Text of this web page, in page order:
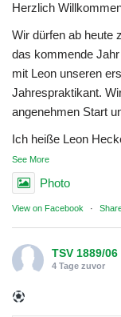
Herzlich
Wir dürfen ab heute
das kommende
mit Leon unseren
Jahrespraktikant.
angenehmen Start
Ich heiße Leon
See More
Photo
View on Facebook ·
TSV 1889/
4 Tage zuvor